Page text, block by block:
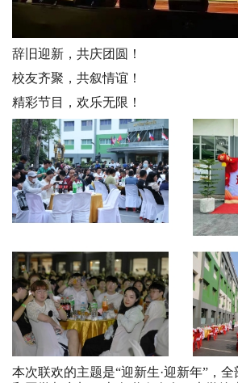
辞旧迎新，共庆团圆！
校友齐聚，共叙情谊！
精彩节目，欢乐无限！
本次联欢的主题是“迎新生·迎新年”，